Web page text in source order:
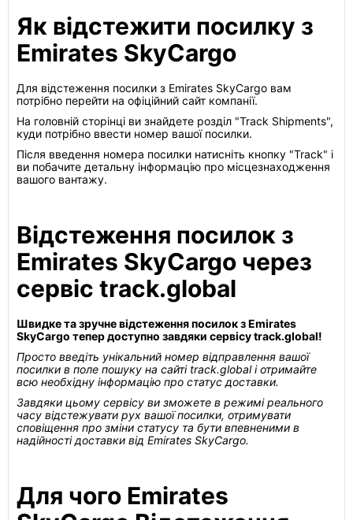
Як відстежити посилку з
Emirates SkyCargo
Для відстеження посилки з Emirates SkyCargo вам
потрібно перейти на офіційний сайт компанії.
На головній сторінці ви знайдете розділ "Track Shipments",
куди потрібно ввести номер вашої посилки.
Після введення номера посилки натисніть кнопку "Track" і
ви побачите детальну інформацію про місцезнаходження
вашого вантажу.
Відстеження посилок з
Emirates SkyCargo через
сервіс track.global
Швидке та зручне відстеження посилок з Emirates
SkyCargo тепер доступно завдяки сервісу track.global!
Просто введіть унікальний номер відправлення вашої
посилки в поле пошуку на сайті track.global і отримайте
всю необхідну інформацію про статус доставки.
Завдяки цьому сервісу ви зможете в режимі реального
часу відстежувати рух вашої посилки, отримувати
сповіщення про зміни статусу та бути впевненими в
надійності доставки від Emirates SkyCargo.
Для чого Emirates